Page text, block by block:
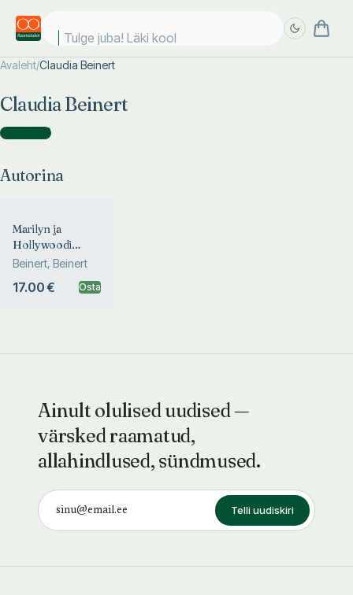
Tulge juba! Läki kooli
Avaleht/Claudia Beinert
Claudia Beinert
Autorina )
Autorina
Marilyn ja
Hollywoodi
tähed
Beinert, Beinert
17.00 € Osta
Ainult olulised uudised —
värsked raamatud,
allahindlused, sündmused.
Telli uudiskiri